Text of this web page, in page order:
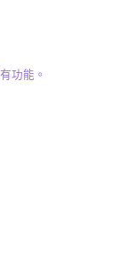
功能。